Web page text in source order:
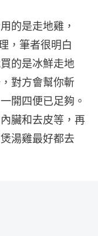
的是走地雞，
，筆者很明白
的是冰鮮走地
對方會幫你斬
開四便已足夠。
臟和去皮等，再
湯雞最好都去